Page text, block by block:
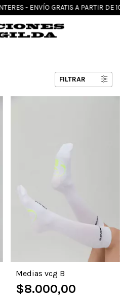
- ENVÍO GRATIS A PARTIR DE
FILTRAR
Medias vcg B
$8.000,00